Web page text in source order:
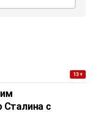
13+
Сталина с